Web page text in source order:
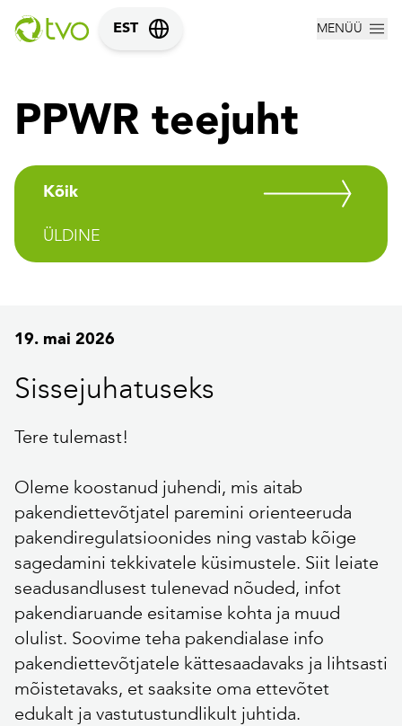
EST MENÜÜ
PPWR teejuht
Kõik
ÜLDINE
19. mai 2026
Sissejuhatuseks
Tere tulemast!
Oleme koostanud juhendi, mis aitab
pakendiettevõtjatel paremini orienteeruda
pakendiregulatsioonides ning vastab kõige
sagedamini tekkivatele küsimustele. Siit leiate
seadusandlusest tulenevad nõuded, infot
pakendiaruande esitamise kohta ja muud
olulist. Soovime teha pakendialase info
pakendiettevõtjatele kättesaadavaks ja lihtsasti
mõistetavaks, et saaksite oma ettevõtet
edukalt ja vastutustundlikult juhtida.